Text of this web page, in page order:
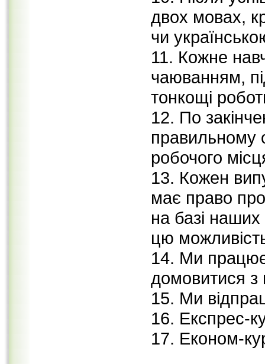
двох мовах,
чи
11. Кожне
чаюванням,
тонкощі
12. По
правильному
робочого
13. Кожен
має право
на базі наших
цю
14. Ми
домовитися
15. Ми
16. Експрес-
17. Економ-